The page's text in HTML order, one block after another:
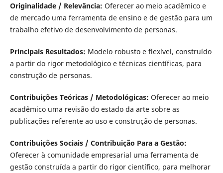
Originalidade / Relevância: Oferecer ao meio acadêmico e
de mercado uma ferramenta de ensino e de gestão para um
trabalho efetivo de desenvolvimento de personas.
Principais Resultados: Modelo robusto e flexível, construído
a partir do rigor metodológico e técnicas científicas, para
construção de personas.
Contribuições Teóricas / Metodológicas: Oferecer ao meio
acadêmico uma revisão do estado da arte sobre as
publicações referente ao uso e construção de personas.
Contribuições Sociais / Contribuição Para a Gestão:
Oferecer à comunidade empresarial uma ferramenta de
gestão construída a partir do rigor científico, para melhorar